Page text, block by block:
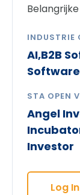
INDUSTRIE
AI,B2B
STA OPEN
Angel
Investor
Log